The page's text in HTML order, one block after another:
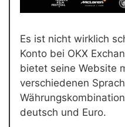
Es ist nicht wirklich
Konto bei OKX
bietet seine Website
verschiedenen
deutsch und Euro.